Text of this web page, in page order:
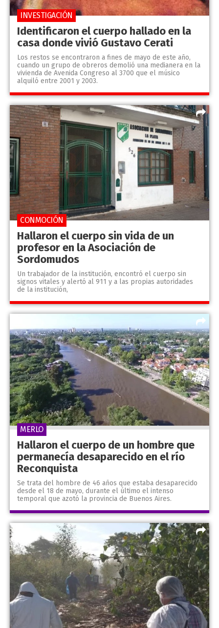
Identificaron el cuerpo hallado en la
casa donde vivió Gustavo Cerati
Los restos se encontraron a fines de mayo de este año,
cuando un grupo de obreros demolió una medianera en la
vivienda de Avenida Congreso al 3700 que el músico
alquiló entre 2001 y 2003.
INVESTIGACIÓN
Hallaron el cuerpo sin vida de un
profesor en la Asociación de
Sordomudos
Un trabajador de la institución, encontró el cuerpo sin
signos vitales y alertó al 911 y a las propias autoridades
de la institución,
CONMOCIÓN
Hallaron el cuerpo de un hombre que
permanecía desaparecido en el río
Reconquista
Se trata del hombre de 46 años que estaba desaparecido
desde el 18 de mayo, durante el último el intenso
temporal que azotó la provincia de Buenos Aires.
MERLO